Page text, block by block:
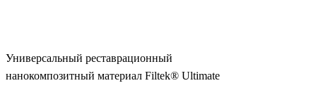
Универсальный реставрационный
нанокомпозитный материал Filtek® Ultimate